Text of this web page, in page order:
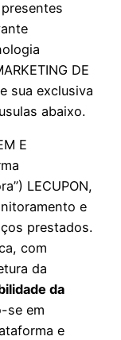
presentes
DE
sua exclusiva
abaixo.
E
LECUPON,
e
prestados.
com
da
da
se em
e